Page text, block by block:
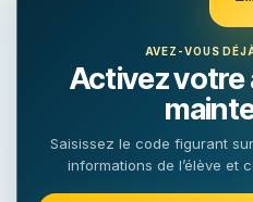
AVEZ-VOUS
Activez
Saisissez le code figurant
informations de l’élève et